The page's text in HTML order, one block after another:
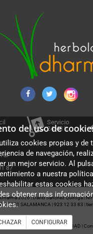
Servicio
24-48 h.
al
87
2026 | David Sánchez Quiroga
37001 SALAMANCA 923 12 33 83
legal POLÍTICA DE PRIVACIDAD
del uso de
cookies propias y de
de navegación,
un mejor servicio. Al
a nuestra
estas cookies
obtener más
.
CONFIGURAR